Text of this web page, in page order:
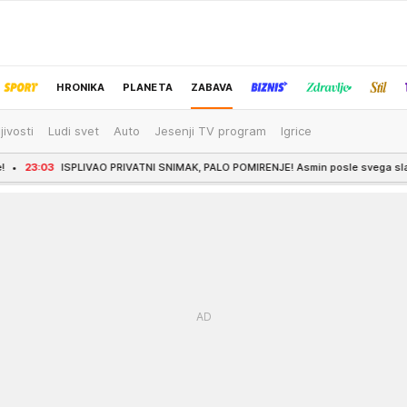
HRONIKA PLANETA ZABAVA
IZBOR UREDNIKA
Ludi svet Auto Jesenji TV program Igrice
SNIMAK, PALO POMIRENJE! Asmin posle svega slab na Maju: Od